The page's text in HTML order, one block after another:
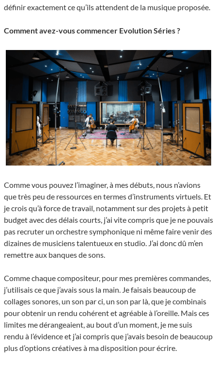
définir exactement ce qu’ils attendent de la musique proposée.
Comment avez-vous commencer Evolution Séries ?
Comme vous pouvez l’imaginer, à mes débuts, nous n’avions
que très peu de ressources en termes d’instruments virtuels. Et
je crois qu’à force de travail, notamment sur des projets à petit
budget avec des délais courts, j’ai vite compris que je ne pouvais
pas recruter un orchestre symphonique ni même faire venir des
dizaines de musiciens talentueux en studio. J’ai donc dû m’en
remettre aux banques de sons.
Comme chaque compositeur, pour mes premières commandes,
j’utilisais ce que j’avais sous la main. Je faisais beaucoup de
collages sonores, un son par ci, un son par là, que je combinais
pour obtenir un rendu cohérent et agréable à l’oreille. Mais ces
limites me dérangeaient, au bout d’un moment, je me suis
rendu à l’évidence et j’ai compris que j’avais besoin de beaucoup
plus d’options créatives à ma disposition pour écrire.